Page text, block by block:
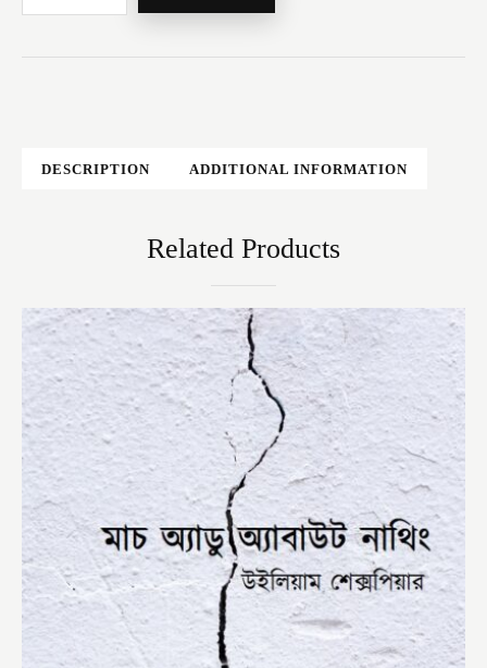
DESCRIPTION ADDITIONAL INFORMATION
Related Products